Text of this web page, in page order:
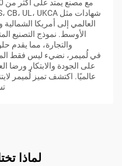
العالمي إلى أمريكا الشمالية
الأوسط. نموذج التصنيع
والتجارة، مما يقدم
في لُميمر، نضيء ليس فقط
على الجودة والابتكار ورضا
عالميًا. اكتشف تميز لُميمر
لماذا